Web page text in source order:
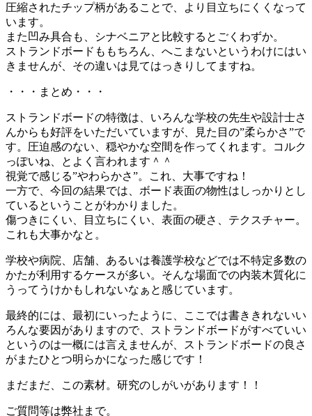
圧縮されたチップ柄があることで、より目立ちにくくなって
います。
また凹み具合も、シナベニアと比較するとごくわずか。
ストランドボードももちろん、へこまないというわけにはい
きませんが、その違いは見てはっきりしてますね。
・・・まとめ・・・
ストランドボードの特徴は、いろんな学校の先生や設計士さ
んからも好評をいただいていますが、見た目の”柔らかさ”で
す。圧迫感のない、穏やかな空間を作ってくれます。コルク
っぽいね、とよく言われます＾＾
視覚で感じる”やわらかさ”。これ、大事ですね！
一方で、今回の結果では、ボード表面の物性はしっかりとし
ているということがわかりました。
傷つきにくい、目立ちにくい、表面の硬さ、テクスチャー。
これも大事かなと。
学校や病院、店舗、あるいは養護学校などでは不特定多数の
かたが利用するケースが多い。そんな場面での内装木質化に
うってうけかもしれないなぁと感じています。
最終的には、最初にいったように、ここでは書ききれないい
ろんな要因がありますので、ストランドボードがすべていい
というのは一概には言えませんが、ストランドボードの良さ
がまたひとつ明らかになった感じです！
まだまだ、この素材。研究のしがいがあります！！
ご質問等は弊社まで。